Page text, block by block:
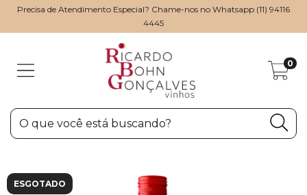
Precisa de Atendimento Especial? Chame-nos no Whatsapp (11) 94116
4445
0
ESGOTADO